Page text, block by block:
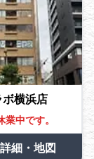
ボ横浜店
中です。
細・地図